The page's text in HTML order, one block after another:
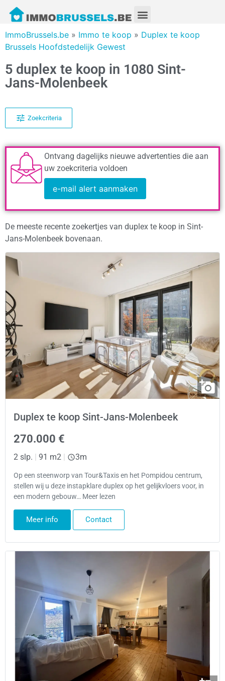
ImmoBrussels.be » Immo te koop » Duplex te koop
Brussels Hoofdstedelijk Gewest
5 duplex te koop in 1080 Sint-
Jans-Molenbeek
Zoekcriteria
Ontvang dagelijks nieuwe advertenties die aan
uw zoekcriteria voldoen
e-mail alert aanmaken
De meeste recente zoekertjes van duplex te koop in Sint-
Jans-Molenbeek bovenaan.
Duplex te koop Sint-Jans-Molenbeek
270.000 €
2 slp. | 91 m2 | 3m
Op een steenworp van Tour&Taxis en het Pompidou centrum,
stellen wij u deze instapklare duplex op het gelijkvloers voor, in
een modern gebouw… Meer lezen
Meer info Contact